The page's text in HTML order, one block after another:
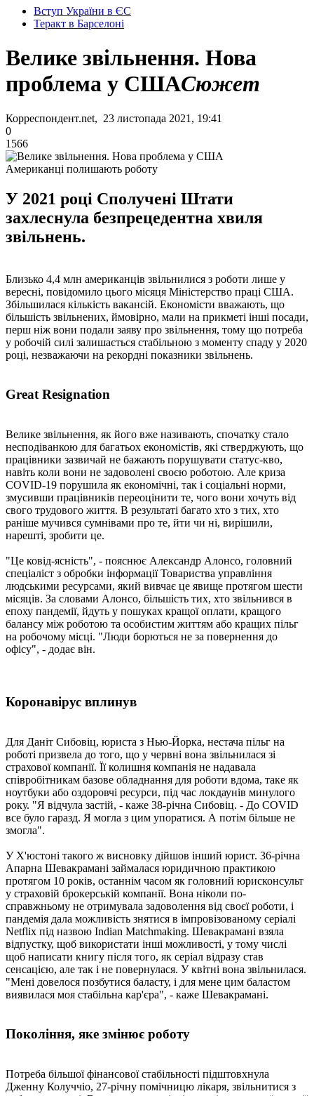
Вступ України в ЄС
Теракт в Барселоні
Велике звільнення. Нова
проблема у СШАСюжет
Корреспондент.net, 23 листопада 2021, 19:41
0
1566
Американці полишають роботу
У 2021 році Сполучені Штати
захлеснула безпрецедентна хвиля
звільнень.
Близько 4,4 млн американців звільнилися з роботи лише у
вересні, повідомило цього місяця Міністерство праці США.
Збільшилася кількість вакансій. Економісти вважають, що
більшість звільнених, ймовірно, мали на прикметі інші посади,
перш ніж вони подали заяву про звільнення, тому що потреба
у робочій силі залишається стабільною з моменту спаду у 2020
році, незважаючи на рекордні показники звільнень.
Great Resignation
Велике звільнення, як його вже називають, спочатку стало
несподіванкою для багатьох економістів, які стверджують, що
працівники зазвичай не бажають порушувати статус-кво,
навіть коли вони не задоволені своєю роботою. Але криза
COVID-19 порушила як економічні, так і соціальні норми,
змусивши працівників переоцінити те, чого вони хочуть від
свого трудового життя. В результаті багато хто з тих, хто
раніше мучився сумнівами про те, йти чи ні, вирішили,
нарешті, зробити це.
"Це ковід-ясність", - пояснює Александр Алонсо, головний
спеціаліст з обробки інформації Товариства управління
людськими ресурсами, який вивчає це явище протягом шести
місяців. За словами Алонсо, більшість тих, хто звільнився в
епоху пандемії, йдуть у пошуках кращої оплати, кращого
балансу між роботою та особистим життям або кращих пільг
на робочому місці. "Люди борються не за повернення до
офісу", - додає він.
Коронавірус вплинув
Для Даніт Сибовіц, юриста з Нью-Йорка, нестача пільг на
роботі призвела до того, що у червні вона звільнилася зі
страхової компанії. Її колишня компанія не надавала
співробітникам базове обладнання для роботи вдома, таке як
ноутбуки або оздоровчі ресурси, під час локдаунів минулого
року. "Я відчула застій, - каже 38-річна Сибовіц. - До COVID
все було гаразд. Я могла з цим упоратися. А потім більше не
змогла".
У Х'юстоні такого ж висновку дійшов інший юрист. 36-річна
Апарна Шевакрамані займалася юридичною практикою
протягом 10 років, останнім часом як головний юрисконсульт
у страховій брокерській компанії. Вона ніколи по-
справжньому не отримувала задоволення від своєї роботи, і
пандемія дала можливість знятися в імпровізованому серіалі
Netflix під назвою Indian Matchmaking. Шевакрамані взяла
відпустку, щоб використати інші можливості, у тому числі
щоб написати книгу після того, як серіал відразу став
сенсацією, але так і не повернулася. У квітні вона звільнилася.
"Мені довелося позбутися баласту, і для мене цим баластом
виявилася моя стабільна кар'єра", - каже Шевакрамані.
Покоління, яке змінює роботу
Потреба більшої фінансової стабільності підштовхнула
Дженну Колуччіо, 27-річну помічницю лікаря, звільнитися з